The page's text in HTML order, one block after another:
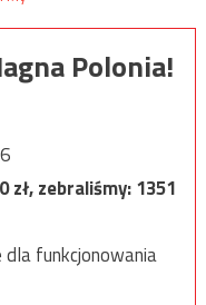
Polonia!
zł, zebraliśmy:1351
funkcjonowania